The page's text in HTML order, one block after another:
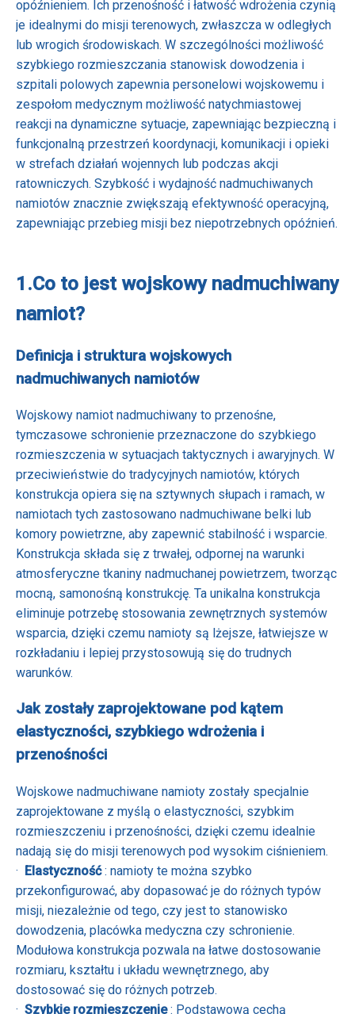
opóźnieniem. Ich przenośność i łatwość wdrożenia czynią
je idealnymi do misji terenowych, zwłaszcza w odległych
lub wrogich środowiskach. W szczególności możliwość
szybkiego rozmieszczania stanowisk dowodzenia i
szpitali polowych zapewnia personelowi wojskowemu i
zespołom medycznym możliwość natychmiastowej
reakcji na dynamiczne sytuacje, zapewniając bezpieczną i
funkcjonalną przestrzeń koordynacji, komunikacji i opieki
w strefach działań wojennych lub podczas akcji
ratowniczych. Szybkość i wydajność nadmuchiwanych
namiotów znacznie zwiększają efektywność operacyjną,
zapewniając przebieg misji bez niepotrzebnych opóźnień.
1.Co to jest wojskowy nadmuchiwany
namiot?
Definicja i struktura wojskowych
nadmuchiwanych namiotów
Wojskowy namiot nadmuchiwany to przenośne,
tymczasowe schronienie przeznaczone do szybkiego
rozmieszczenia w sytuacjach taktycznych i awaryjnych. W
przeciwieństwie do tradycyjnych namiotów, których
konstrukcja opiera się na sztywnych słupach i ramach, w
namiotach tych zastosowano nadmuchiwane belki lub
komory powietrzne, aby zapewnić stabilność i wsparcie.
Konstrukcja składa się z trwałej, odpornej na warunki
atmosferyczne tkaniny nadmuchanej powietrzem, tworząc
mocną, samonośną konstrukcję. Ta unikalna konstrukcja
eliminuje potrzebę stosowania zewnętrznych systemów
wsparcia, dzięki czemu namioty są lżejsze, łatwiejsze w
rozkładaniu i lepiej przystosowują się do trudnych
warunków.
Jak zostały zaprojektowane pod kątem
elastyczności, szybkiego wdrożenia i
przenośności
Wojskowe nadmuchiwane namioty zostały specjalnie
zaprojektowane z myślą o elastyczności, szybkim
rozmieszczeniu i przenośności, dzięki czemu idealnie
nadają się do misji terenowych pod wysokim ciśnieniem.
· Elastyczność: namioty te można szybko
przekonfigurować, aby dopasować je do różnych typów
misji, niezależnie od tego, czy jest to stanowisko
dowodzenia, placówka medyczna czy schronienie.
Modułowa konstrukcja pozwala na łatwe dostosowanie
rozmiaru, kształtu i układu wewnętrznego, aby
dostosować się do różnych potrzeb.
· Szybkie rozmieszczenie: Podstawową cechą